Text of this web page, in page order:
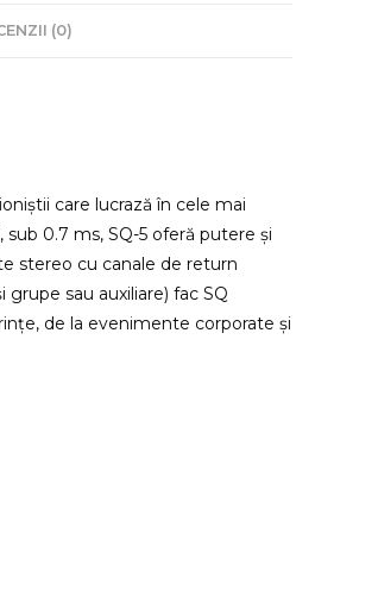
(0)
care lucrază în cele mai
0.7 ms, SQ-5 oferă putere și
stereo cu canale de return
sau auxiliare) fac SQ
de la evenimente corporate și